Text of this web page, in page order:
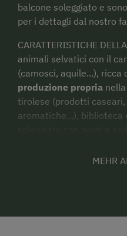
balcone soleggiato e
per i dettagli dal nostro
CARATTERISTICHE
animali selvatici con il
(camosci, aquile...), ricca
produzione propria
tirolese (prodotti caseari,
aromatiche...), biblioteca
con possibilità diMEHR